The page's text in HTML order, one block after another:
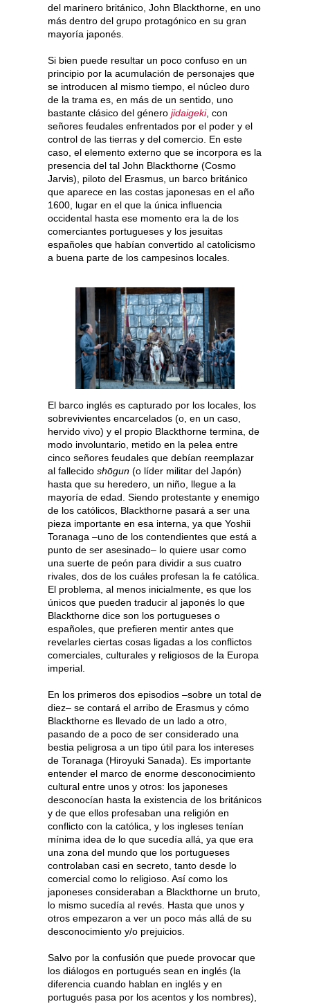
del marinero británico, John Blackthorne, en uno
más dentro del grupo protagónico en su gran
mayoría japonés.
Si bien puede resultar un poco confuso en un
principio por la acumulación de personajes que
se introducen al mismo tiempo, el núcleo duro
de la trama es, en más de un sentido, uno
bastante clásico del género jidaigeki, con
señores feudales enfrentados por el poder y el
control de las tierras y del comercio. En este
caso, el elemento externo que se incorpora es la
presencia del tal John Blackthorne (Cosmo
Jarvis), piloto del Erasmus, un barco británico
que aparece en las costas japonesas en el año
1600, lugar en el que la única influencia
occidental hasta ese momento era la de los
comerciantes portugueses y los jesuitas
españoles que habían convertido al catolicismo
a buena parte de los campesinos locales.
El barco inglés es capturado por los locales, los
sobrevivientes encarcelados (o, en un caso,
hervido vivo) y el propio Blackthorne termina, de
modo involuntario, metido en la pelea entre
cinco señores feudales que debían reemplazar
al fallecido shōgun (o líder militar del Japón)
hasta que su heredero, un niño, llegue a la
mayoría de edad. Siendo protestante y enemigo
de los católicos, Blackthorne pasará a ser una
pieza importante en esa interna, ya que Yoshii
Toranaga –uno de los contendientes que está a
punto de ser asesinado– lo quiere usar como
una suerte de peón para dividir a sus cuatro
rivales, dos de los cuáles profesan la fe católica.
El problema, al menos inicialmente, es que los
únicos que pueden traducir al japonés lo que
Blackthorne dice son los portugueses o
españoles, que prefieren mentir antes que
revelarles ciertas cosas ligadas a los conflictos
comerciales, culturales y religiosos de la Europa
imperial.
En los primeros dos episodios –sobre un total de
diez– se contará el arribo de Erasmus y cómo
Blackthorne es llevado de un lado a otro,
pasando de a poco de ser considerado una
bestia peligrosa a un tipo útil para los intereses
de Toranaga (Hiroyuki Sanada). Es importante
entender el marco de enorme desconocimiento
cultural entre unos y otros: los japoneses
desconocían hasta la existencia de los británicos
y de que ellos profesaban una religión en
conflicto con la católica, y los ingleses tenían
mínima idea de lo que sucedía allá, ya que era
una zona del mundo que los portugueses
controlaban casi en secreto, tanto desde lo
comercial como lo religioso. Así como los
japoneses consideraban a Blackthorne un bruto,
lo mismo sucedía al revés. Hasta que unos y
otros empezaron a ver un poco más allá de su
desconocimiento y/o prejuicios.
Salvo por la confusión que puede provocar que
los diálogos en portugués sean en inglés (la
diferencia cuando hablan en inglés y en
portugués pasa por los acentos y los nombres),